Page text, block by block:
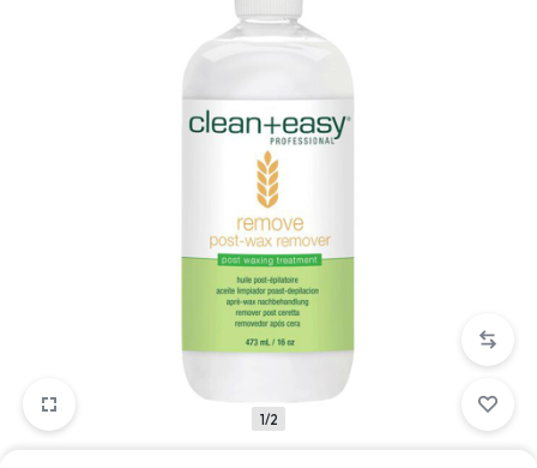
Don't miss out on great deals! Start shopping or
Sign in to view products added.
Shop What's New
Sign in
1/2